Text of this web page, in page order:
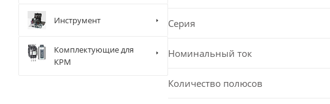
Серия
Номинальный ток
Количество полюсов
Инструмент
Комплектующие для
КРМ